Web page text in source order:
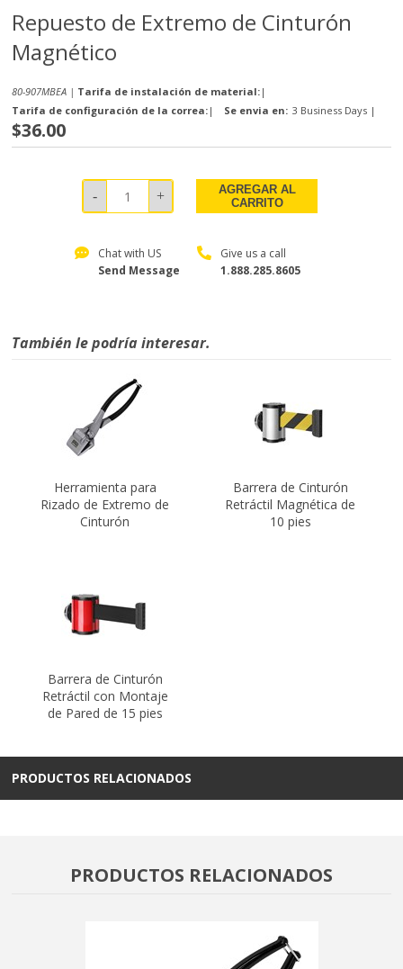
Repuesto de Extremo de Cinturón
Magnético
80-907MBEA | Tarifa de instalación de material: |
Tarifa de configuración de la correa: | Se envia en: 3 Business Days |
$36.00
AGREGAR AL
CARRITO
Chat with US
Send Message
Give us a call
1.888.285.8605
También le podría interesar.
Herramienta para
Rizado de Extremo de
Cinturón
Barrera de Cinturón
Retráctil Magnética de
10 pies
Barrera de Cinturón
Retráctil con Montaje
de Pared de 15 pies
PRODUCTOS RELACIONADOS
PRODUCTOS RELACIONADOS